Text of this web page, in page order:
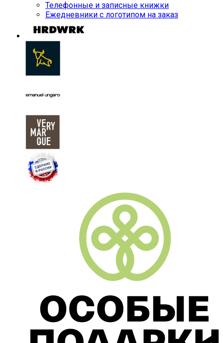
Телефонные и записные книжки
Ежедневники с логотипом на заказ